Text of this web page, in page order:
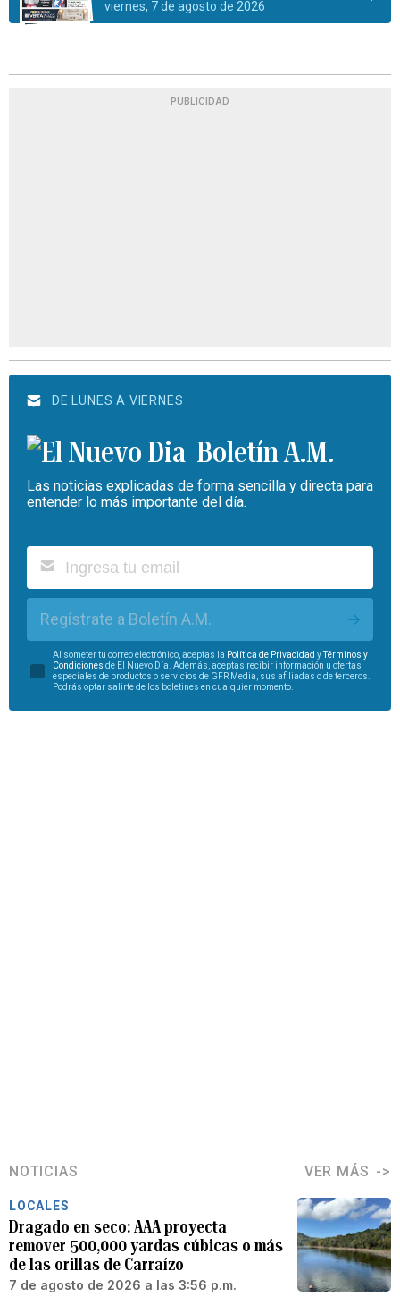
viernes, 7 de agosto de 2026
PUBLICIDAD
DE LUNES A VIERNES
Boletín A.M.
Las noticias explicadas de forma sencilla y directa para
entender lo más importante del día.
Regístrate a Boletín A.M.
Al someter tu correo electrónico, aceptas la Política de Privacidad y
Términos y
Condiciones de El Nuevo Día. Además, aceptas recibir información u ofertas
especiales de productos o servicios de GFR Media, sus afiliadas o de terceros.
Podrás optar salirte de los boletines en cualquier momento.
NOTICIAS VER MÁS
LOCALES
Dragado en seco: AAA proyecta
remover 500,000 yardas cúbicas o más
de las orillas de Carraízo
7 de agosto de 2026 a las 3:56 p.m.